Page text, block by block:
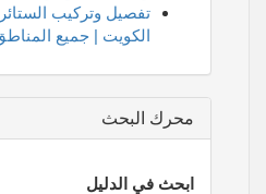
تفصيل وتركيب
الكويت | جميع
محرك البحث
ابحث في الدليل